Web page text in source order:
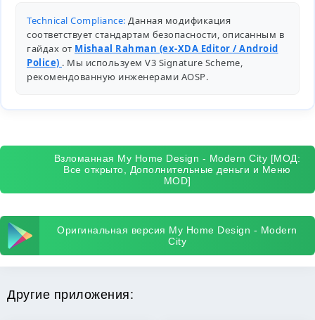
Technical Compliance: Данная модификация
соответствует стандартам безопасности, описанным в
гайдах от Mishaal Rahman (ex-XDA Editor / Android
Police) . Мы используем V3 Signature Scheme,
рекомендованную инженерами AOSP.
Взломанная My Home Design - Modern City [МОД:
Все открыто, Дополнительные деньги и Меню
MOD]
Оригинальная версия My Home Design - Modern
City
Другие приложения: